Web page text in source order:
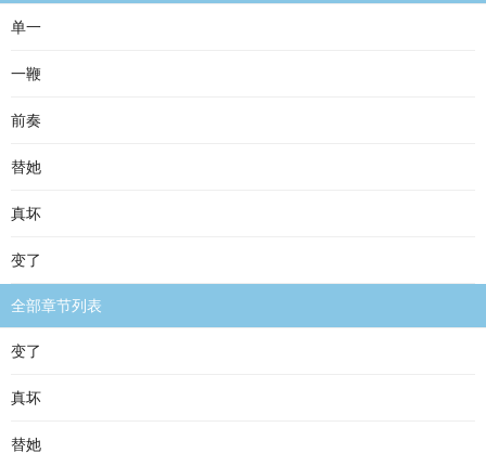
单一
一鞭
前奏
替她
真坏
变了
全部章节列表
变了
真坏
替她